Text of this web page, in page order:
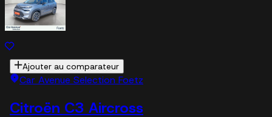
Ajouter au comparateur
Car Avenue Selection Foetz
Citroën C3 Aircross